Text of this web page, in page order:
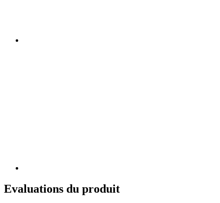
Evaluations du produit